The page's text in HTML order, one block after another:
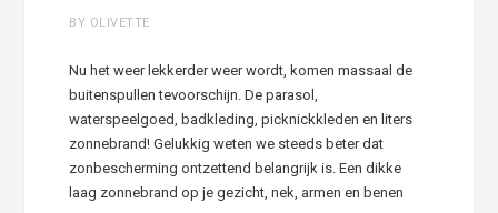
BY OLIVETTE
Nu het weer lekkerder weer wordt, komen massaal de
buitenspullen tevoorschijn. De parasol,
waterspeelgoed, badkleding, picknickkleden en liters
zonnebrand! Gelukkig weten we steeds beter dat
zonbescherming ontzettend belangrijk is. Een dikke
laag zonnebrand op je gezicht, nek, armen en benen